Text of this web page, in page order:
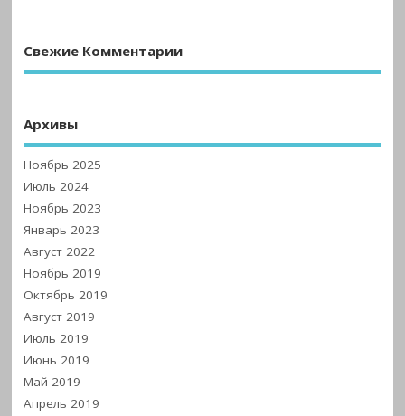
Свежие Комментарии
Архивы
Ноябрь 2025
Июль 2024
Ноябрь 2023
Январь 2023
Август 2022
Ноябрь 2019
Октябрь 2019
Август 2019
Июль 2019
Июнь 2019
Май 2019
Апрель 2019